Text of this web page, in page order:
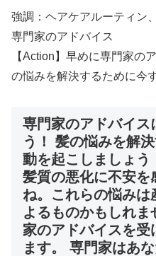
強調：ヘアケアルーティン
専門家のアドバイス
【Action】早めに専門家の
の悩みを解決するために今
専門家のアドバイス
う！ 髪の悩みを解
動を起こしましょ
髪質の悪化に不安を
ね。これらの悩みは
よるものかもしれま
家のアドバイスを受
ます。 専門家はあ